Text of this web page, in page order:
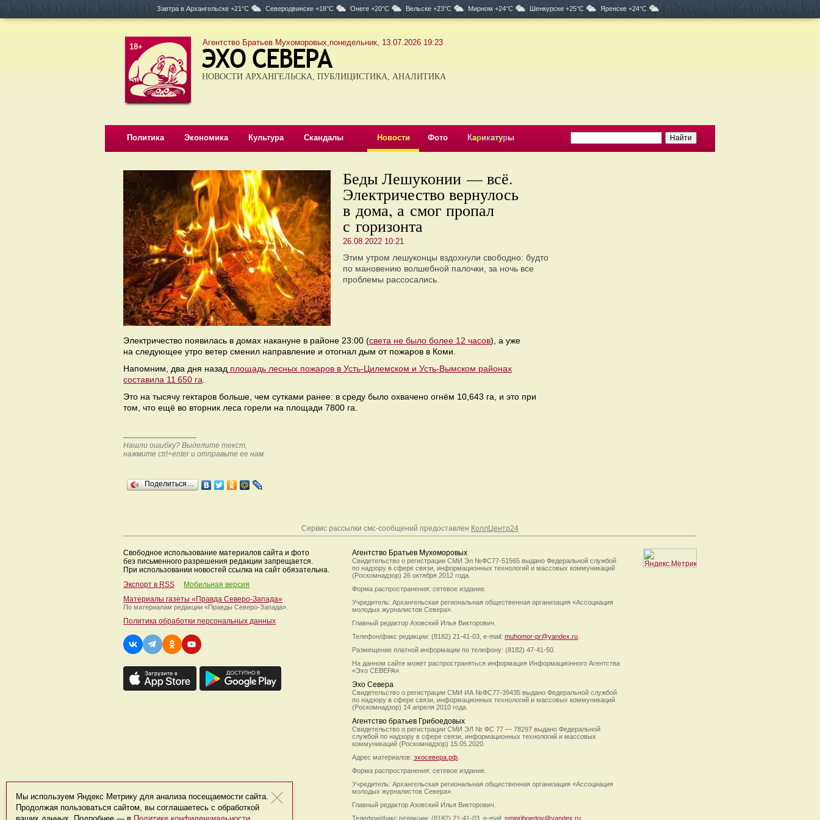
Завтра в Архангельске +21°C Северодвинске +18°C Онеге +20°C Вельске +23°C Мирном +24°C Шенкурске +25°C Яренске +24°C
18+ Агентство Братьев Мухоморовых,понедельник, 13.07.2026 19:23
НОВОСТИ АРХАНГЕЛЬСКА, ПУБЛИЦИСТИКА, АНАЛИТИКА
Политика Экономика Культура Скандалы Новости Фото Карикатуры
Беды Лешуконии — всё.
Электричество вернулось
в дома, а смог пропал
с горизонта
26.08.2022 10:21
Этим утром лешуконцы вздохнули свободно: будто
по мановению волшебной палочки, за ночь все
проблемы рассосались.
Электричество появилась в домах накануне в районе 23:00 (света не было более 12 часов), а уже
на следующее утро ветер сменил направление и отогнал дым от пожаров в Коми.
Напомним, два дня назад площадь лесных пожаров в Усть-Цилемском и Усть-Вымском районах
составила 11 650 га
Это на тысячу гектаров больше, чем сутками ранее: в среду было охвачено огнём 10,643 га, и это при
том, что ещё во вторник леса горели на площади 7800 га.
Нашли ошибку? Выделите текст,
нажмите ctrl+enter и отправьте ее нам.
Поделиться…
Сервис рассылки смс-сообщений предоставлен КоллЦентр24
Свободное использование материалов сайта и фото
без письменного разрешения редакции запрещается.
При использовании новостей ссылка на сайт обязательна.
Экспорт в RSS
Мобильная версия
Материалы газеты «Правда Северо-Запада»
По материалам редакции «Правды Северо-Запада».
Политика обработки персональных данных
Агентство Братьев Мухоморовых
Свидетельство о регистрации СМИ Эл №ФС77-51565 выдано Федеральной службой
по надзору в сфере связи, информационных технологий и массовых коммуникаций
(Роскомнадзор) 26 октября 2012 года.
Форма распространения: сетевое издание.
Учредитель: Архангельская региональная общественная организация «Ассоциация
молодых журналистов Севера».
Главный редактор Азовский Илья Викторович.
Телефон/факс редакции: (8182) 21-41-03, e-mail: muhomor-pr@yandex.ru
Размещение платной информации по телефону: (8182) 47-41-50.
На данном сайте может распространяться информация Информационного Агентства
«Эхо СЕВЕРА».
Эхо Севера
Свидетельство о регистрации СМИ ИА №ФС77-39435 выдано Федеральной службой
по надзору в сфере связи, информационных технологий и массовых коммуникаций
(Роскомнадзор) 14 апреля 2010 года.
Агентство братьев Грибоедовых
Свидетельство о регистрации СМИ ЭЛ № ФС 77 — 78297 выдано Федеральной
службой по надзору в сфере связи, информационных технологий и массовых
коммуникаций (Роскомнадзор) 15.05.2020.
Адрес материалов: эхосевера.рф
Форма распространения: сетевое издание.
Учредитель: Архангельская региональная общественная организация «Ассоциация
молодых журналистов Севера».
Главный редактор Азовский Илья Викторович.
Телефон/факс редакции: (8182) 21-41-03, e-mail: smigriboedov@yandex.ru
Мы используем Яндекс Метрику для анализа посещаемости сайта.
Продолжая пользоваться сайтом, вы соглашаетесь с обработкой